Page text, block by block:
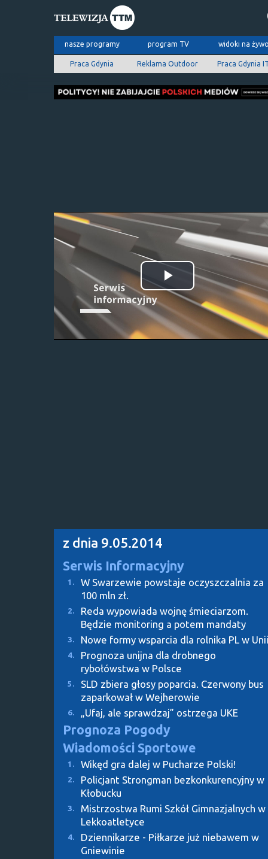
nasze programy program TV widoki na
Praca Gdynia Reklama Outdoor Praca Gdynia
Odtwórz
wideo
z dnia 9.05.2014
Serwis Informacyjny
1.
W Swarzewie powstaje oczyszczalnia za
100 mln zł.
2.
Reda wypowiada wojnę śmieciarzom.
Będzie monitoring a potem mandaty
3. Nowe formy wsparcia dla rolnika PL w Unii
4.
Prognoza unijna dla drobnego
rybołówstwa w Polsce
5.
SLD zbiera głosy poparcia. Czerwony bus
zaparkował w Wejherowie
6. „Ufaj, ale sprawdzaj” ostrzega UKE
Prognoza Pogody
Wiadomości Sportowe
1. Wikęd gra dalej w Pucharze Polski!
2.
Policjant Strongman bezkonkurencyjny w
Kłobucku
3.
Mistrzostwa Rumi Szkół Gimnazjalnych w
Lekkoatletyce
4.
Dziennikarze - Piłkarze już niebawem w
Gniewinie